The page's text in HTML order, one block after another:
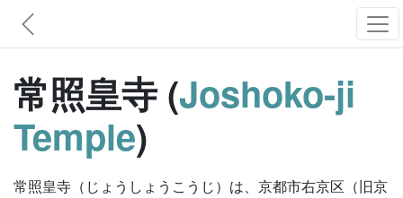
常照皇寺 (Joshoko-ji
Temple)
常照皇寺（じょうしょうこうじ）は、京都市右京区（旧京